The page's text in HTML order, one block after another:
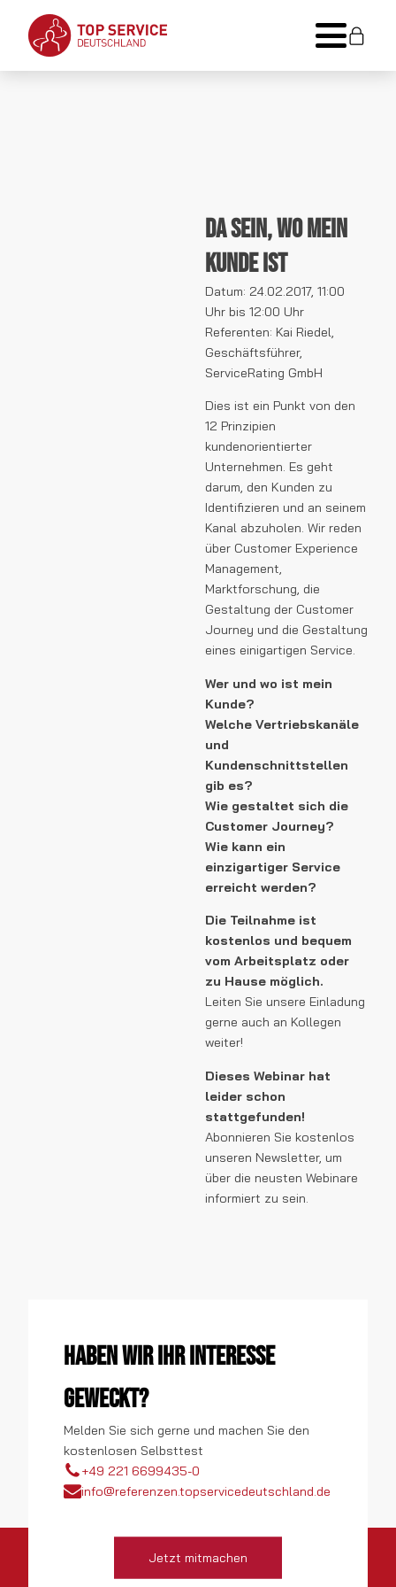
Da sein, wo mein
Kunde ist
Datum: 24.02.2017, 11:00
Uhr bis 12:00 Uhr
Referenten: Kai Riedel,
Geschäftsführer,
ServiceRating GmbH
Dies ist ein Punkt von den
12 Prinzipien
kundenorientierter
Unternehmen. Es geht
darum, den Kunden zu
Identifizieren und an seinem
Kanal abzuholen. Wir reden
über Customer Experience
Management,
Marktforschung, die
Gestaltung der Customer
Journey und die Gestaltung
eines einigartigen Service.
Wer und wo ist mein
Kunde?
Welche Vertriebskanäle
und
Kundenschnittstellen
gib es?
Wie gestaltet sich die
Customer Journey?
Wie kann ein
einzigartiger Service
erreicht werden?
Die Teilnahme ist
kostenlos und bequem
vom Arbeitsplatz oder
zu Hause möglich.
Leiten Sie unsere Einladung
gerne auch an Kollegen
weiter!
Dieses Webinar hat
leider schon
stattgefunden!
Abonnieren Sie kostenlos
unseren Newsletter, um
über die neusten Webinare
informiert zu sein.
Haben wir Ihr Interesse
geweckt?
Melden Sie sich gerne und machen Sie den
kostenlosen Selbsttest
+49 221 6699435-0
info@referenzen.topservicedeutschland.de
Jetzt mitmachen